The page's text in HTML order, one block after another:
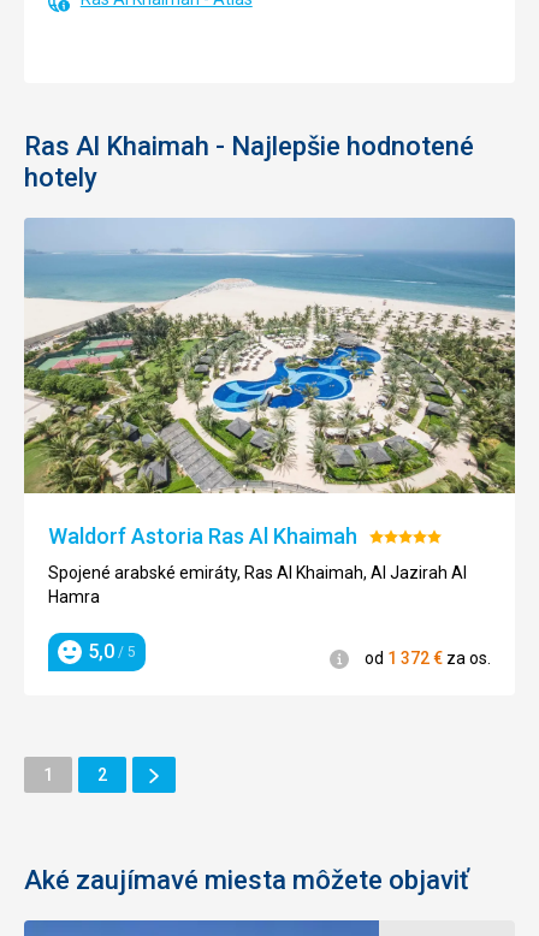
Ras Al Khaimah - Najlepšie hodnotené
hotely
Waldorf Astoria Ras Al Khaimah Hodnotenie:
5/5
Spojené arabské emiráty, Ras Al Khaimah, Al Jazirah Al
Hamra
Hodnotenie
5,0 / 5 Informácie
od 1 372€ za os.
Stránka
1 Stránka
2
Ďalšie
Stránka
Aké zaujímavé miesta môžete objaviť